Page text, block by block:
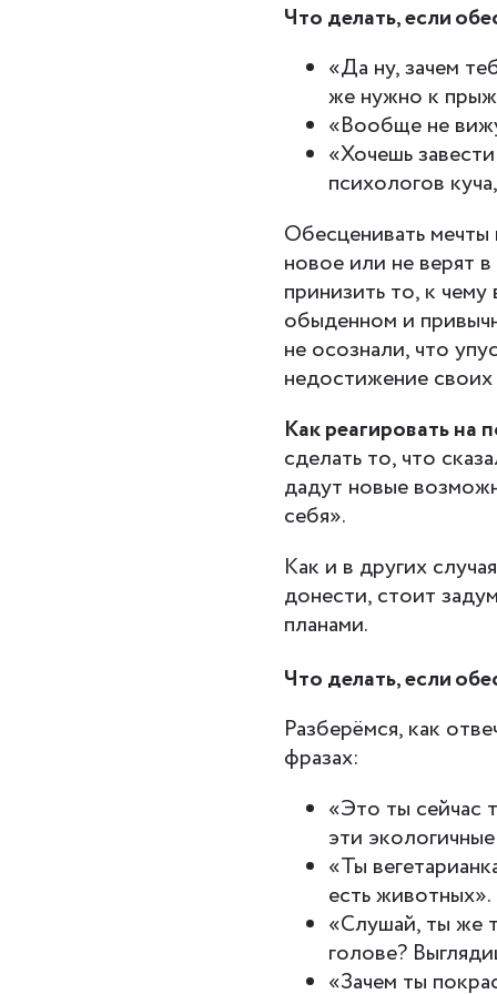
Что делать, если
«Да ну, зачем
же нужно к
«Вообще не
«Хочешь
психологов
Обесценивать
новое или не верят
принизить то, к
обыденном и
не осознали, что
недостижение
Как реагировать
сделать то, что
дадут новые
себя».
Как и в других
донести, стоит
планами.
Что делать, если
Разберёмся, как
фразах:
«Это ты сейчас
эти
«Ты
есть животных».
«Слушай, ты же
голове?
«Зачем ты